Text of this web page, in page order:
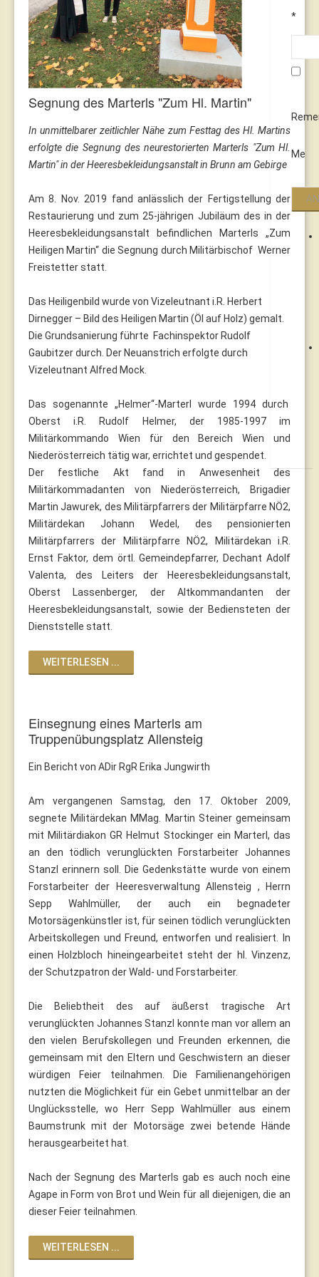
*
Me
Segnung des Marterls "Zum Hl. Martin"
In unmittelbarer zeitlichler Nähe zum Festtag des Hl. Martins
erfolgte die Segnung des neurestorierten Marterls "Zum Hl.
Martin" in der Heeresbekleidungsanstalt in Brunn am Gebirge
Am 8. Nov. 2019 fand anlässlich der Fertigstellung der
Restaurierung und zum 25-jährigen Jubiläum des in der
Heeresbekleidungsanstalt befindlichen Marterls „Zum
Heiligen Martin“ die Segnung durch Militärbischof Werner
Freistetter statt.
Das Heiligenbild wurde von Vizeleutnant i.R. Herbert
Dirnegger – Bild des Heiligen Martin (Öl auf Holz) gemalt.
Die Grundsanierung führte Fachinspektor Rudolf
Gaubitzer durch. Der Neuanstrich erfolgte durch
Vizeleutnant Alfred Mock.
Das sogenannte „Helmer“-Marterl wurde 1994 durch
Oberst i.R. Rudolf Helmer, der 1985-1997 im
Militärkommando Wien für den Bereich Wien und
Niederösterreich tätig war, errichtet und gespendet.
Der festliche Akt fand in Anwesenheit des
Militärkommadanten von Niederösterreich, Brigadier
Martin Jawurek, des Militärpfarrers der Militärpfarre NÖ2,
Militärdekan Johann Wedel, des pensionierten
Militärpfarrers der Militärpfarre NÖ2, Militärdekan i.R.
Ernst Faktor, dem örtl. Gemeindepfarrer, Dechant Adolf
Valenta, des Leiters der Heeresbekleidungsanstalt,
Oberst Lassenberger, der Altkommandanten der
Heeresbekleidungsanstalt, sowie der Bediensteten der
Dienststelle statt.
WEITERLESEN ...
Einsegnung eines Marterls am
Truppenübungsplatz Allensteig
Ein Bericht von ADir RgR Erika Jungwirth
Am vergangenen Samstag, den 17. Oktober 2009,
segnete Militärdekan MMag. Martin Steiner gemeinsam
mit Militärdiakon GR Helmut Stockinger ein Marterl, das
an den tödlich verunglückten Forstarbeiter Johannes
Stanzl erinnern soll. Die Gedenkstätte wurde von einem
Forstarbeiter der Heeresverwaltung Allensteig , Herrn
Sepp Wahlmüller, der auch ein begnadeter
Motorsägenkünstler ist, für seinen tödlich verunglückten
Arbeitskollegen und Freund, entworfen und realisiert. In
einen Holzbloch hineingearbeitet steht der hl. Vinzenz,
der Schutzpatron der Wald- und Forstarbeiter.
Die Beliebtheit des auf äußerst tragische Art
verunglückten Johannes Stanzl konnte man vor allem an
den vielen Berufskollegen und Freunden erkennen, die
gemeinsam mit den Eltern und Geschwistern an dieser
würdigen Feier teilnahmen. Die Familienangehörigen
nutzten die Möglichkeit für ein Gebet unmittelbar an der
Unglücksstelle, wo Herr Sepp Wahlmüller aus einem
Baumstrunk mit der Motorsäge zwei betende Hände
herausgearbeitet hat.
Nach der Segnung des Marterls gab es auch noch eine
Agape in Form von Brot und Wein für all diejenigen, die an
dieser Feier teilnahmen.
WEITERLESEN ...